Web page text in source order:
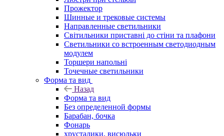
Прожектор
Шинные и трековые системы
Направленные светильники
Світильники приставні до стіни та плафони
Светильники со встроенным светодиодным
модулем
Торшери напольні
Точечные светильники
Форма та вид
Назад
Форма та вид
Без определенной формы
Барабан, бочка
Фонарь
хрусталики, висюльки